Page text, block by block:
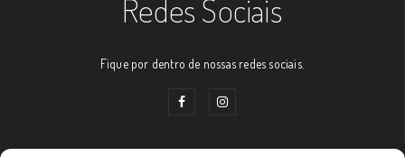
Redes Sociais
Fique por dentro de nossas redes sociais.